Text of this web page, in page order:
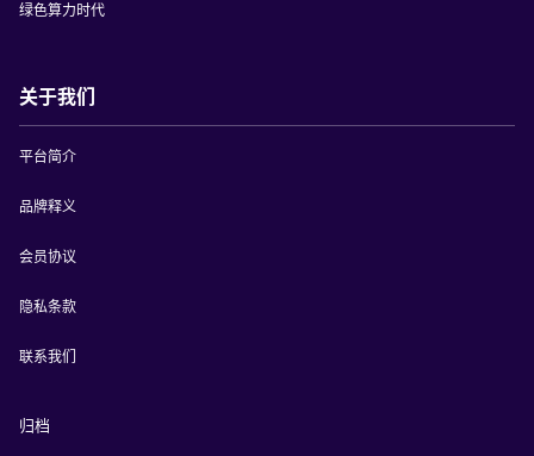
绿色算力时代
关于我们
平台简介
品牌释义
会员协议
隐私条款
联系我们
归档